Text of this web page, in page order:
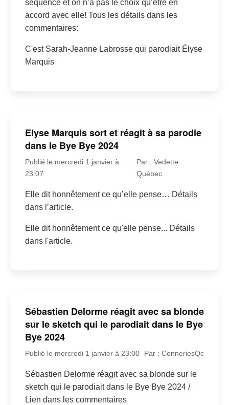
séquence et on n’a pas le choix qu’être en
accord avec elle! Tous les détails dans les
commentaires:
C'est Sarah-Jeanne Labrosse qui parodiait Élyse
Marquis
Elyse Marquis sort et réagit à sa parodie
dans le Bye Bye 2024
Publié le mercredi 1 janvier à
23:07
Par : Vedette
Québec
Elle dit honnêtement ce qu’elle pense… Détails
dans l’article.
Elle dit honnêtement ce qu'elle pense... Détails
dans l'article.
Sébastien Delorme réagit avec sa blonde
sur le sketch qui le parodiait dans le Bye
Bye 2024
Publié le mercredi 1 janvier à 23:00 Par : ConneriesQc
Sébastien Delorme réagit avec sa blonde sur le
sketch qui le parodiait dans le Bye Bye 2024 /
Lien dans les commentaires